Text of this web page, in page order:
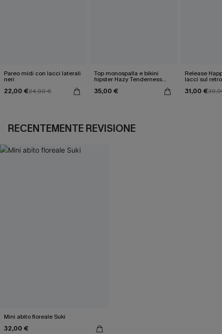
Pareo midi con lacci laterali
neri
22,00 €24,00 €
Top monospalla e bikini
hipster Hazy Tenderness
35,00 €
Release
lacci sul
31,00 €
RECENTEMENTE REVISIONE
Mini abito floreale Suki
32,00 €